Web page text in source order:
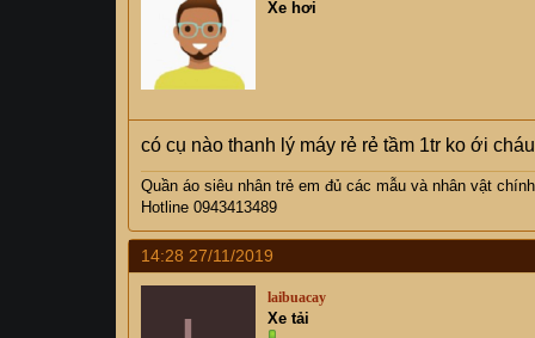
Thank các cụ đã đọc tin!
Xe hơi
có cụ nào thanh lý máy rẻ rẻ tầm 1tr ko ới
Quần áo siêu nhân trẻ em đủ các mẫu và nhân vật
Hotline 0943413489
14:28 27/11/2019
laibuacay
Xe tải